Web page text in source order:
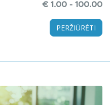
€ 1.00 - 100.00
PERŽIŪRĖTI